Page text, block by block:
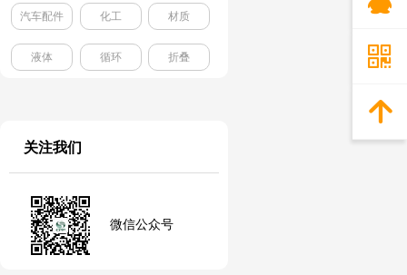
关注我们
微信公众号
汽车配件 化工 材质
液体 循环 折叠
낃
녕